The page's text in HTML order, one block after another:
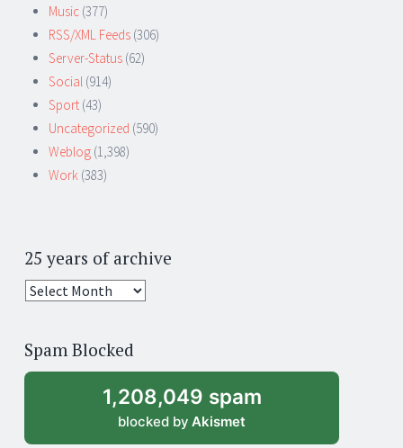
Music (377)
RSS/XML Feeds (306)
Server-Status (62)
Social (914)
Sport (43)
Uncategorized (590)
Weblog (1,398)
Work (383)
25 years of archive
25
archive
Spam Blocked
1,208,049 spam
blocked by Akismet